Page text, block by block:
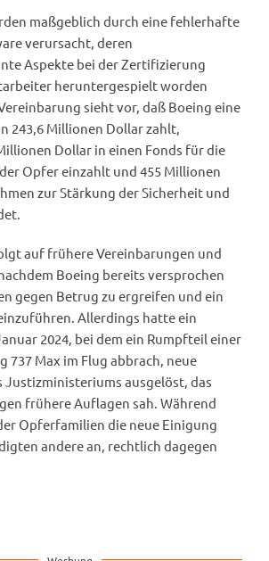
maßgeblich durch eine fehlerhafte
verursacht, deren
Aspekte bei der Zertifizierung
heruntergespielt worden
sieht vor, daß Boeing eine
243,6 Millionen Dollar zahlt,
Dollar in einen Fonds für die
Opfer einzahlt und 455 Millionen
zur Stärkung der Sicherheit und
auf frühere Vereinbarungen und
Boeing bereits versprochen
gegen Betrug zu ergreifen und ein
Allerdings hatte ein
2024, bei dem ein Rumpfteil einer
737 Max im Flug abbrach, neue
ausgelöst, das
frühere Auflagen sah. Während
Opferfamilien die neue Einigung
andere an, rechtlich dagegen